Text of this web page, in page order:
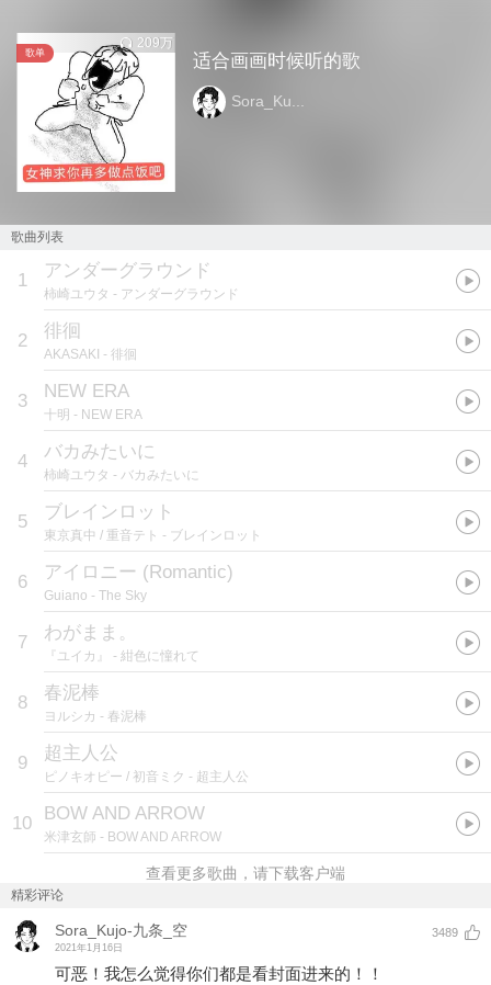
歌单
209万
适合画画时候听的歌
Sora_Ku...
歌曲列表
1 アンダーグラウンド
柿崎ユウタ - アンダーグラウンド
2 徘徊
AKASAKI - 徘徊
3 NEW ERA
十明 - NEW ERA
4 バカみたいに
柿崎ユウタ - バカみたいに
5 ブレインロット
東京真中 / 重音テト - ブレインロット
6 アイロニー (Romantic)
Guiano - The Sky
7 わがまま。
『ユイカ』 - 紺色に憧れて
8 春泥棒
ヨルシカ - 春泥棒
9 超主人公
ピノキオピー / 初音ミク - 超主人公
10 BOW AND ARROW
米津玄師 - BOW AND ARROW
查看更多歌曲，请下载客户端
精彩评论
Sora_Kujo-九条_空
2021年1月16日
3489
可恶！我怎么觉得你们都是看封面进来的！！